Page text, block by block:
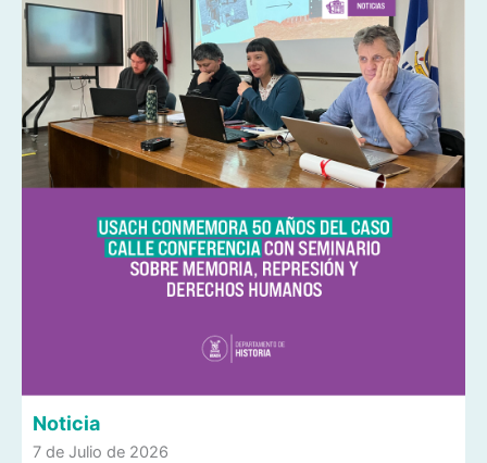
Noticia
7 de Julio de 2026